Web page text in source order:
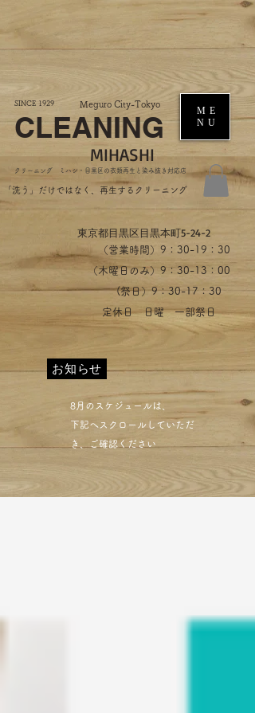
SINCE 1929
CLEANING
Meguro City-Tokyo
MIHASHI
​クリーニング ミハシ・目黒区の衣類再生と染み抜き対応店
ME
NU
​東京都目黒区目黒本町5-24-2
（営業時間）​9：30-19：30
（木曜日のみ）9：30-13：00
​(祭日）9：30-17：30
​定休日 日曜 一部祭日
お知らせ
​8月のスケジュールは、
下記へスクロールしていただ
き、ご確認ください​
​「洗う」だけではなく、再生するクリーニング